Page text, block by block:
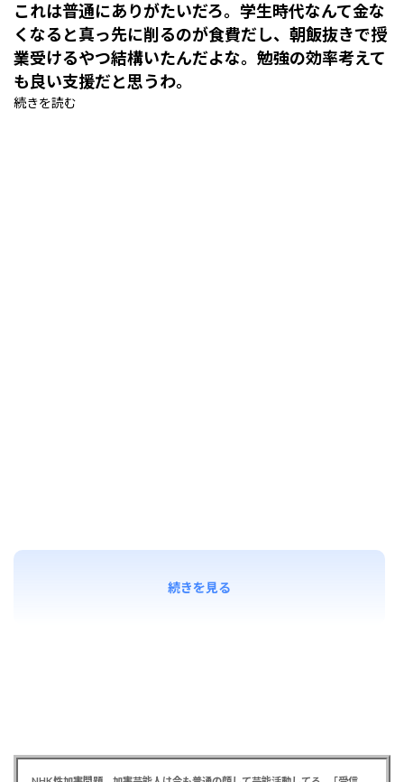
これは普通にありがたいだろ。学生時代なんて金な
くなると真っ先に削るのが食費だし、朝飯抜きで授
業受けるやつ結構いたんだよな。勉強の効率考えて
も良い支援だと思うわ。
続きを読む
続きを見る